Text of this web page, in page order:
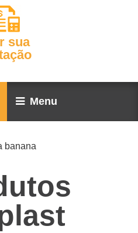
sua
Menu
banana